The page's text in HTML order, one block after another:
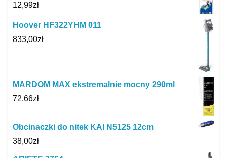
12,99zł
Hoover HF322YHM 011
833,00zł
MARDOM MAX ekstremalnie mocny 290ml
72,66zł
Obcinaczki do nitek KAI N5125 12cm
38,00zł